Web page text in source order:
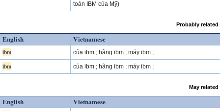
toán IBM của Mỹ)
Probably
English Vietnamese
ibm của ibm ; hãng ibm ; máy ibm ;
ibm của ibm ; hãng ibm ; máy ibm ;
May
English Vietnamese